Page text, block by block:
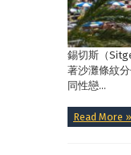
錫切斯（
著沙灘條紋
同性戀...
Read More »